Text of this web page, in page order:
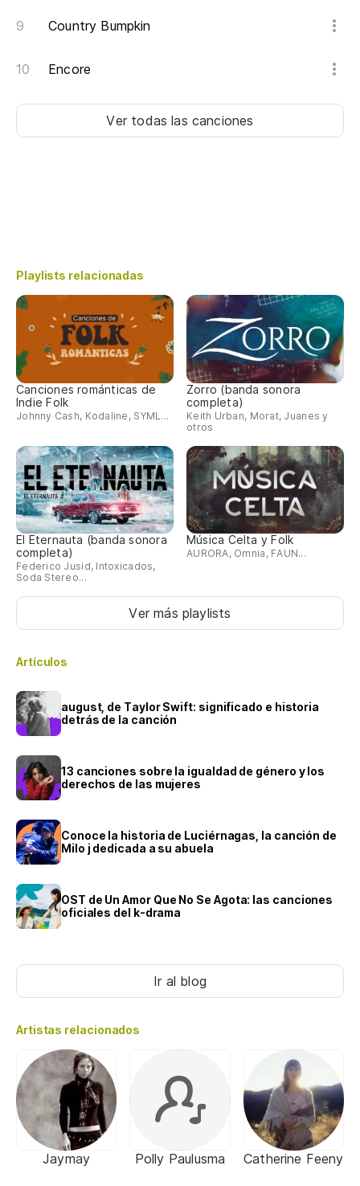
Country Bumpkin
Encore
Ver todas las canciones
Playlists relacionadas
Canciones románticas de
Indie Folk
Johnny Cash, Kodaline, SYML...
Zorro (banda sonora
completa)
Keith Urban, Morat, Juanes y
otros
El Eternauta (banda sonora
completa)
Federico Jusid, Intoxicados,
Soda Stereo...
Música Celta y Folk
AURORA, Omnia, FAUN...
Ver más playlists
Artículos
august, de Taylor Swift: significado e historia
detrás de la canción
13 canciones sobre la igualdad de género y los
derechos de las mujeres
Conoce la historia de Luciérnagas, la canción de
Milo j dedicada a su abuela
OST de Un Amor Que No Se Agota: las canciones
oficiales del k-drama
Ir al blog
Artistas relacionados
Jaymay Polly Paulusma Catherine Feeny